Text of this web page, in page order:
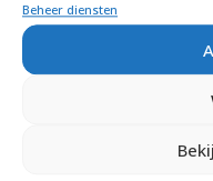
Beheer diensten